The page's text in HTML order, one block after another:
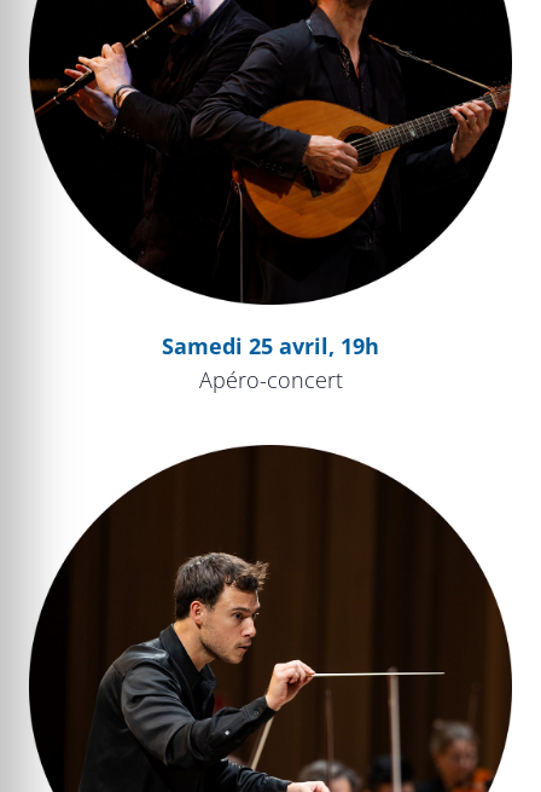
Samedi 25 avril, 19h
Apéro-concert
Le Songe d’une nuit d’été